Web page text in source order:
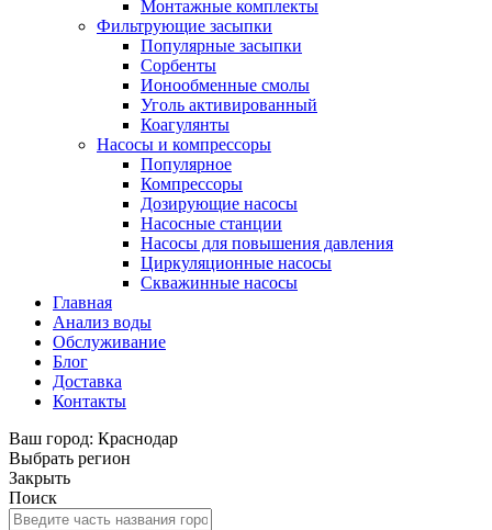
Монтажные комплекты
Фильтрующие засыпки
Популярные засыпки
Сорбенты
Ионообменные смолы
Уголь активированный
Коагулянты
Насосы и компрессоры
Популярное
Компрессоры
Дозирующие насосы
Насосные станции
Насосы для повышения давления
Циркуляционные насосы
Скважинные насосы
Главная
Анализ воды
Обслуживание
Блог
Доставка
Контакты
Ваш город: Краснодар
Выбрать регион
Закрыть
Поиск